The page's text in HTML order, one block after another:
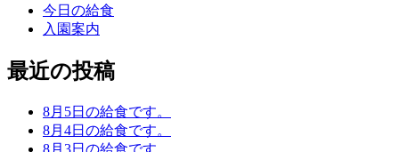
今日の給食
入園案内
最近の投稿
8月5日の給食です。
8月4日の給食です。
8月3日の給食です。